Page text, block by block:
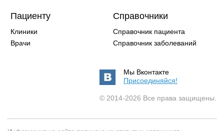
Пациенту
Клиники
Врачи
Справочники
Справочник пациента
Справочник заболеваний
Мы Вконтакте
Присоединяйся!
© 2014-2026 Все права защищены.